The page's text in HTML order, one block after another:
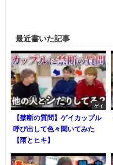
最近書いた記事
ゲイ
【禁断の質問】ゲイカップル
呼び出して色々聞いてみた
【雨とヒキ】